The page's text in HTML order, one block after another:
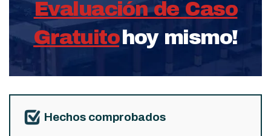
Evaluación de Caso
Gratuitohoy mismo!
Hechos comprobados